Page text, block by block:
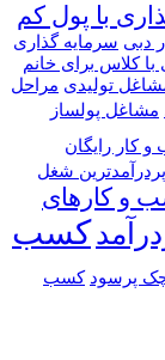
با پول کم
دبی سرمایه گذاری
کلاس برای خانم
تولیدی مراحل
مشاغل پولساز
کار رایگان
پردرآمدترین شغل
و کارهای
کسب
پرسود کسب